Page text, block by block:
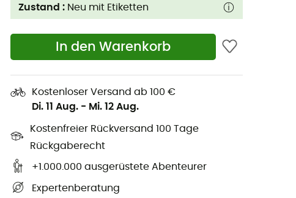
Zustand : Neu mit Etiketten
In den Warenkorb
Kostenloser Versand ab 100 €
Di. 11 Aug. - Mi. 12 Aug.
Kostenfreier Rückversand 100 Tage
Rückgaberecht
+1.000.000 ausgerüstete Abenteurer
Expertenberatung